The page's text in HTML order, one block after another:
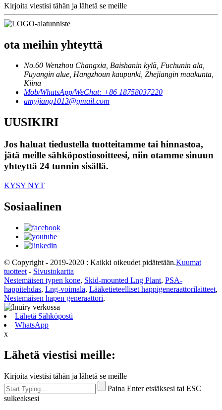
Kirjoita viestisi tähän ja lähetä se meille
ota meihin yhteyttä
No.60 Wenzhou Changxia, Baishanin kylä, Fuchunin ala,
Fuyangin alue, Hangzhoun kaupunki, Zhejiangin maakunta,
Kiina
Mob/WhatsApp/WeChat: +86 18758037220
amyjiang1013@gmail.com
UUSIKIRI
Jos haluat tiedustella tuotteitamme tai hinnastoa,
jätä meille sähköpostiosoitteesi, niin otamme sinuun
yhteyttä 24 tunnin sisällä.
KYSY NYT
Sosiaalinen
© Copyright - 2019-2020 : Kaikki oikeudet pidätetään.Kuumat
tuotteet - Sivustokartta
Nestemäisen typen kone, Skid-mounted Lng Plant, PSA-
happitehdas, Lng-voimala, Lääketieteelliset happigeneraattorilaitteet,
Nestemäisen hapen generaattori,
Lähetä Sähköposti
WhatsApp
x
Lähetä viestisi meille:
Kirjoita viestisi tähän ja lähetä se meille
Paina Enter etsiäksesi tai ESC
sulkeaksesi